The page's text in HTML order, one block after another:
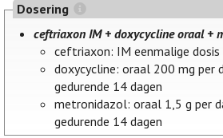
Dosering
ceftriaxon IM + doxycycline oraal +
ceftriaxon: IM eenmalige dosis
doxycycline: oraal 200 mg per
gedurende 14 dagen
metronidazol: oraal 1,5 g per
gedurende 14 dagen